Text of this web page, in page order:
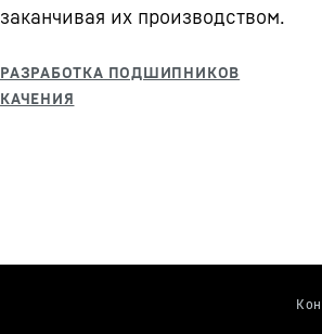
заканчивая их производством.